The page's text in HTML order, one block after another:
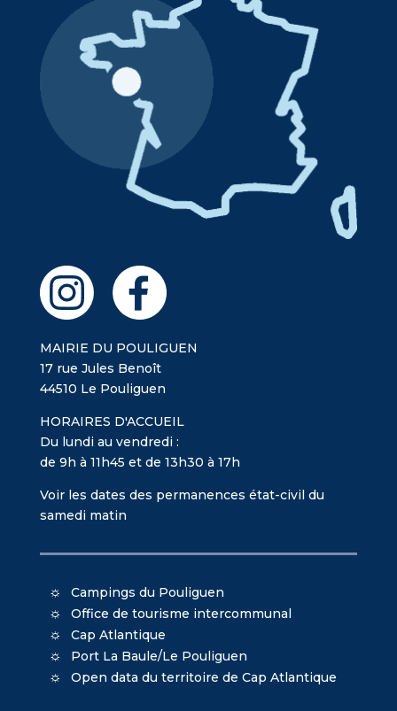
MAIRIE DU POULIGUEN
17 rue Jules Benoît
44510 Le Pouliguen
HORAIRES D'ACCUEIL
Du lundi au vendredi :
de 9h à 11h45 et de 13h30 à 17h
Voir les dates des permanences état-civil du
samedi matin
Campings du Pouliguen
Office de tourisme intercommunal
Cap Atlantique
Port La Baule/Le Pouliguen
Open data du territoire de Cap Atlantique